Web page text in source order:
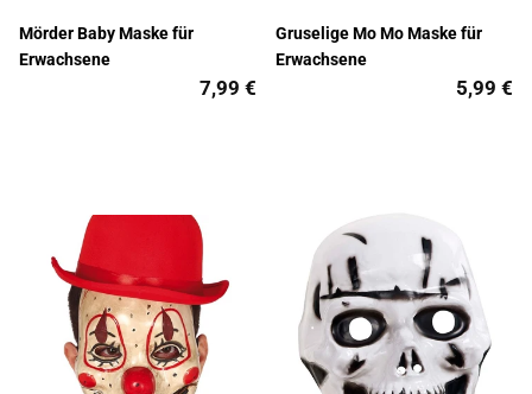
Mörder Baby Maske für
Erwachsene
7,99 €
Gruselige Mo Mo Maske für
Erwachsene
5,99 €